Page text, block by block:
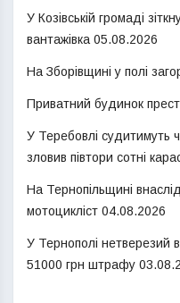
У Козівській громаді
вантажівка 05.08.2026
На Зборівщині у полі
Приватний будинок
У Теребовлі судитимуть
зловив півтори сотні
На Тернопільщині
мотоцикліст 04.08.2026
У Тернополі нетверезий
51000 грн штрафу